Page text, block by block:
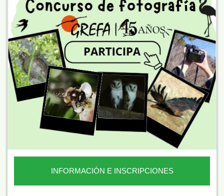
INFORMACIÓN E INSCRIPCIONES